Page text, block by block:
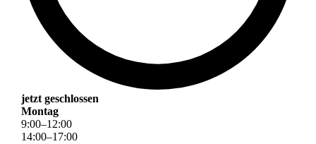
jetzt geschlossen
Montag
9:00–12:00
14:00–17:00